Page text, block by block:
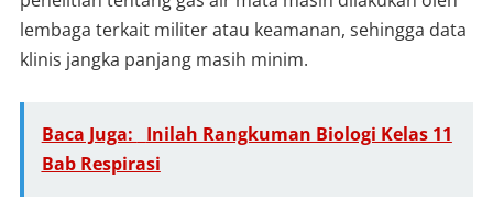
lembaga terkait militer atau keamanan, sehingga data
klinis jangka panjang masih minim.
Baca Juga:
Inilah Rangkuman Biologi Kelas 11
Bab Respirasi